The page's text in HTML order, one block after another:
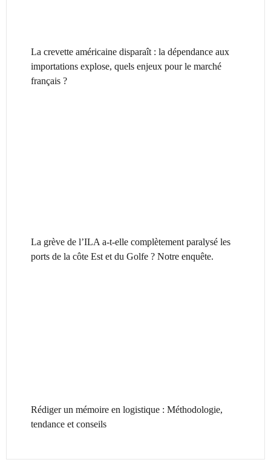
La crevette américaine disparaît : la dépendance aux
importations explose, quels enjeux pour le marché
français ?
La grève de l’ILA a-t-elle complètement paralysé les
ports de la côte Est et du Golfe ? Notre enquête.
Rédiger un mémoire en logistique : Méthodologie,
tendance et conseils